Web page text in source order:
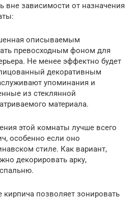
вне зависимости от назначения
описываемым
превосходным фоном для
Не менее эффектно будет
декоративным
упоминания и
из стеклянной
материала.
этой комнаты лучше всего
особенно если оно
стиле. Как вариант,
декорировать арку,
кирпича позволяет зонировать